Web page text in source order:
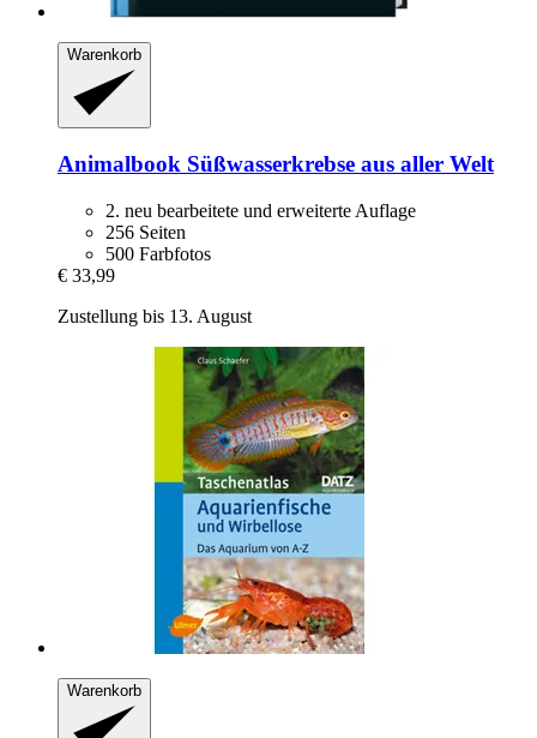
Warenkorb
Animalbook Süßwasserkrebse aus aller Welt
2. neu bearbeitete und erweiterte Auflage
256 Seiten
500 Farbfotos
€ 33,99
Zustellung bis 13. August
Warenkorb